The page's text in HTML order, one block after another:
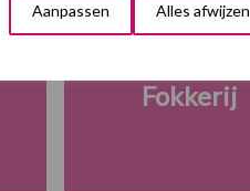
Aanpassen Alles afwijzen
Fokkerij